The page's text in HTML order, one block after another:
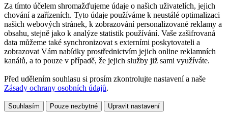
Za tímto účelem shromažďujeme údaje o našich uživatelích, jejich
chování a zařízeních. Tyto údaje používáme k neustálé optimalizaci
našich webových stránek, k zobrazování personalizované reklamy a
obsahu, stejně jako k analýze statistik používání. Vaše zašifrovaná
data můžeme také synchronizovat s externími poskytovateli a
zobrazovat Vám nabídky prostřednictvím jejich online reklamních
kanálů, a to pouze v případě, že jejich služby již sami využíváte.
Před udělením souhlasu si prosím zkontrolujte nastavení a naše
Zásady ochrany osobních údajů.
Souhlasím Pouze nezbytné Upravit nastavení